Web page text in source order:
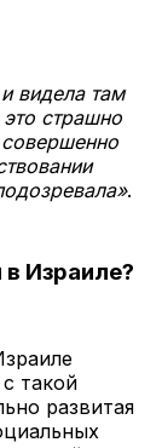
видела там
страшно
.
Израиле?
такой
развитая